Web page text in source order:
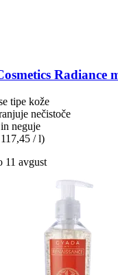
Radiance
tipe kože
nečistoče
neguje
/ l)
11 avgust